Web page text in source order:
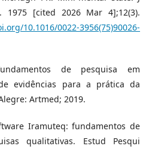
1975 [cited 2026 Mar 4];12(3).
10.1016/0022-3956(75)90026-
de pesquisa em
evidências para a prática da
Artmed; 2019.
Iramuteq: fundamentos de
qualitativas. Estud Pesqui